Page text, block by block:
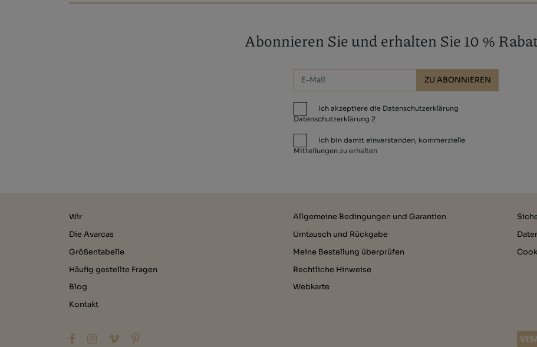
Abonnieren Sie und erhalten Sie 10 %
ZU ABONNIEREN
Ich akzeptiere die Datenschutzerklärung
Datenschutzerklärung 2
Ich bin damit einverstanden, kommerzielle
Mitteilungen zu erhalten
Wir
Die Avarcas
Größentabelle
Häufig gestellte Fragen
Blog
Kontakt
Allgemeine Bedingungen und Garantien
Umtausch und Rückgabe
Meine Bestellung überprüfen
Rechtliche Hinweise
Webkarte